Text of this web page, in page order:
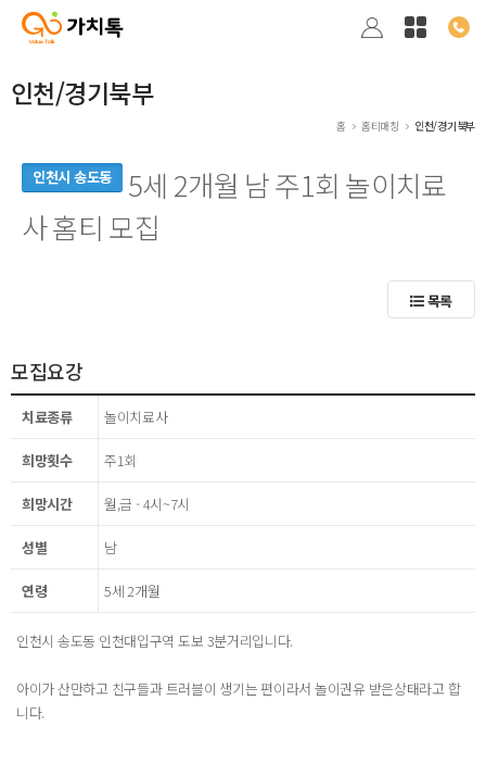
인천/경기북부
홈 홈티매칭 인천/경기북부
인천시 송도동
5세 2개월 남 주1회 놀이치료
사 홈티 모집
목록
모집요강
치료종류 놀이치료사
희망횟수 주1회
희망시간 월,금 - 4시~7시
성별 남
연령 5세 2개월
인천시 송도동 인천대입구역 도보 3분거리입니다.
아이가 산만하고 친구들과 트러블이 생기는 편이라서 놀이권유 받은상태라고 합
니다.